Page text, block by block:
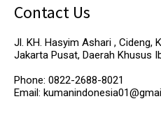
Contact Us
Jl. KH. Hasyim Ashari , Cideng,
Jakarta Pusat, Daerah Khusus
Phone: 0822-2688-8021
Email: